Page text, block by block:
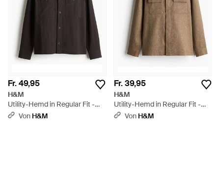
Fr. 49,95
H&M
Utility-Hemd in Regular Fit -
Schwarz
Von H&M
Fr. 39,95
H&M
Utility-Hemd in Regular Fit -
Braun
Von H&M